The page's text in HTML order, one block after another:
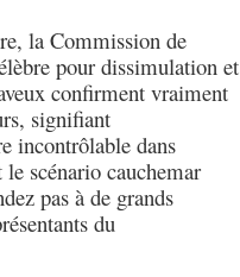
la Commission de
pour dissimulation et
confirment vraiment
signifiant
incontrôlable dans
le scénario cauchemar
pas à de grands
du